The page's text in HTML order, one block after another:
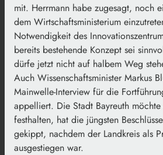
mit. Herrmann habe zugesagt, noch
dem Wirtschaftsministerium
Notwendigkeit des
bereits bestehende Konzept sei
dürfe jetzt nicht auf halbem Weg
Auch Wissenschaftsminister Markus
Mainwelle-Interview für die
appelliert. Die Stadt Bayreuth
festhalten, hat die jüngsten
gekippt, nachdem der Landkreis als
ausgestiegen war.